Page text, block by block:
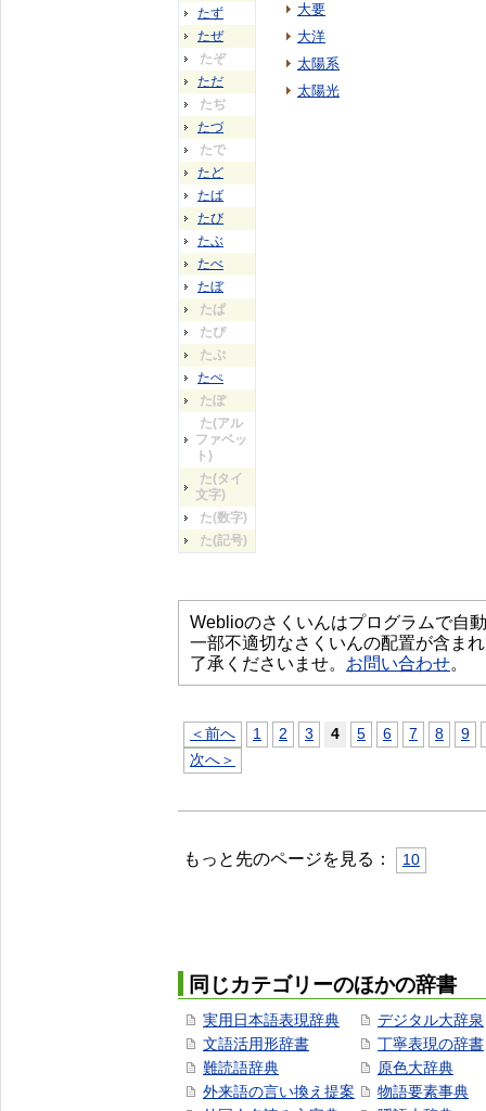
たず
たぜ
たぞ
ただ
たぢ
たづ
たで
たど
たば
たび
たぶ
たべ
たぼ
たぱ
たぴ
たぷ
たぺ
たぽ
た(アル
ファベッ
ト)
た(タイ
文字)
た(数字)
た(記号)
大要
大洋
太陽系
太陽光
Weblioのさくいんはプログラムで自
一部不適切なさくいんの配置が含ま
了承くださいませ。 お問い合わせ。
＜前へ 1 2 3 4 5 6 7 8
9
次へ＞
もっと先のページを見る： 10
同じカテゴリーのほかの辞書
実用日本語表現辞典
文語活用形辞書
難読語辞典
外来語の言い換え提案
デジタル大辞泉
丁寧表現の辞書
原色大辞典
物語要素事典